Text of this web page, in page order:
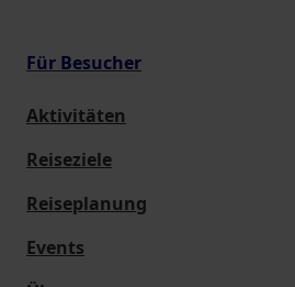
Für Besucher
Aktivitäten
Reiseziele
Reiseplanung
Events